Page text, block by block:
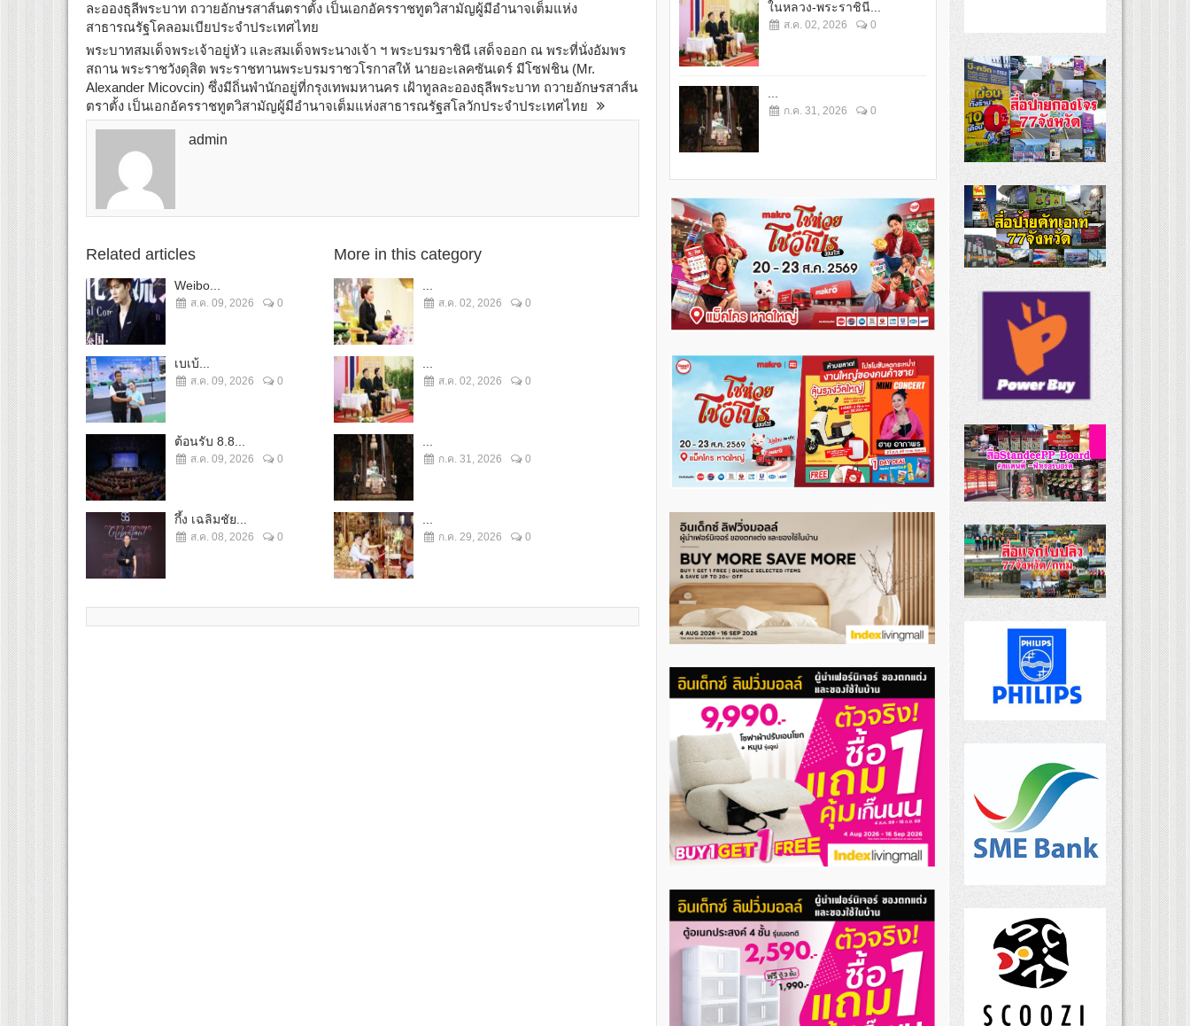
ละอองธุลีพระบาท ถวายอักษรสาส์นตราตั้ง เป็นเอกอัครราชทูตวิสามัญผู้มีอำนาจเต็มแห่ง
สาธารณรัฐโคลอมเบียประจำประเทศไทย
พระบาทสมเด็จพระเจ้าอยู่หัว และสมเด็จพระนางเจ้า ฯ พระบรมราชินี เสด็จออก ณ พระที่นั่งอัมพร
สถาน พระราชวังดุสิต พระราชทานพระบรมราชวโรกาสให้ นายอะเลคซันเดร์ มีโซฟชิน (Mr.
Alexander Micovcin) ซึ่งมีถิ่นพำนักอยู่ที่กรุงเทพมหานคร เฝ้าทูลละอองธุลีพระบาท ถวายอักษรสาส์น
ตราตั้ง เป็นเอกอัครราชทูตวิสามัญผู้มีอำนาจเต็มแห่งสาธารณรัฐสโลวักประจำประเทศไทย
admin
Related articles
Weibo...
ส.ค. 09, 2026 0
เบเบ้...
ส.ค. 09, 2026 0
ต้อนรับ 8.8...
ส.ค. 09, 2026 0
กึ้ง เฉลิมชัย...
ส.ค. 08, 2026 0
More in this category
ส.ค. 02, 2026 0
ส.ค. 02, 2026 0
ก.ค. 31, 2026 0
ก.ค. 29, 2026 0
ในหลวง-พระราชินี...
ส.ค. 02, 2026 0
ก.ค. 31, 2026 0